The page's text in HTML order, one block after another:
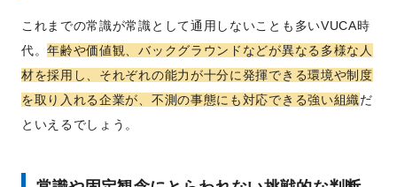
これまでの常識が常識として通用しないことも多いVUCA時
代。年齢や価値観、バックグラウンドなどが異なる多様な人
材を採用し、それぞれの能力が十分に発揮できる環境や制度
を取り入れる企業が、不測の事態にも対応できる強い組織だ
といえるでしょう。